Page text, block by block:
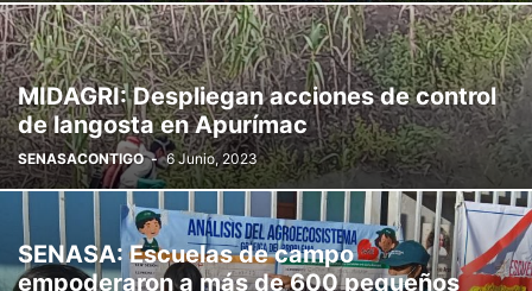
MIDAGRI: Despliegan acciones de control
de langosta en Apurímac
SENASACONTIGO - 6 Junio, 2023
SENASA: Escuelas de campo
empoderaron a más de 600 pequeños